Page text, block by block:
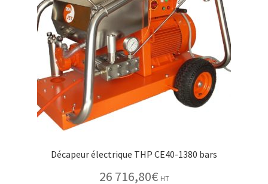
Décapeur électrique THP CE40-1380 bars
26 716,80€ HT